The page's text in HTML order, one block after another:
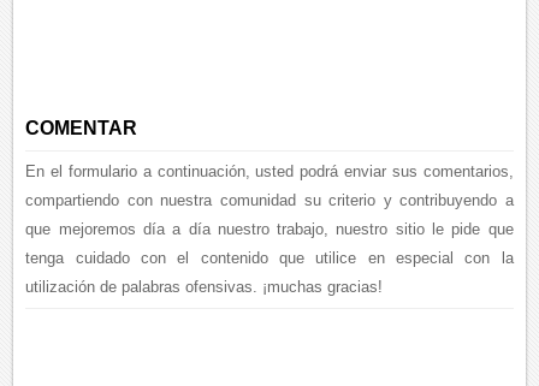
COMENTAR
En el formulario a continuación, usted podrá enviar sus comentarios,
compartiendo con nuestra comunidad su criterio y contribuyendo a
que mejoremos día a día nuestro trabajo, nuestro sitio le pide que
tenga cuidado con el contenido que utilice en especial con la
utilización de palabras ofensivas. ¡muchas gracias!